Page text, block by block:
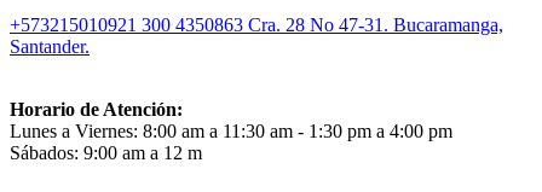
+573215010921 300 4350863 Cra. 28 No 47-31. Bucaramanga,
Santander.
Horario de Atención:
Lunes a Viernes: 8:00 am a 11:30 am - 1:30 pm a 4:00 pm
Sábados: 9:00 am a 12 m